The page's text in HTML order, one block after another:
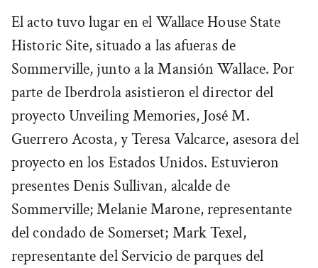
El acto tuvo lugar en el Wallace House State
Historic Site, situado a las afueras de
Sommerville, junto a la Mansión Wallace. Por
parte de Iberdrola asistieron el director del
proyecto Unveiling Memories, José M.
Guerrero Acosta, y Teresa Valcarce, asesora del
proyecto en los Estados Unidos. Estuvieron
presentes Denis Sullivan, alcalde de
Sommerville; Melanie Marone, representante
del condado de Somerset; Mark Texel,
representante del Servicio de parques del